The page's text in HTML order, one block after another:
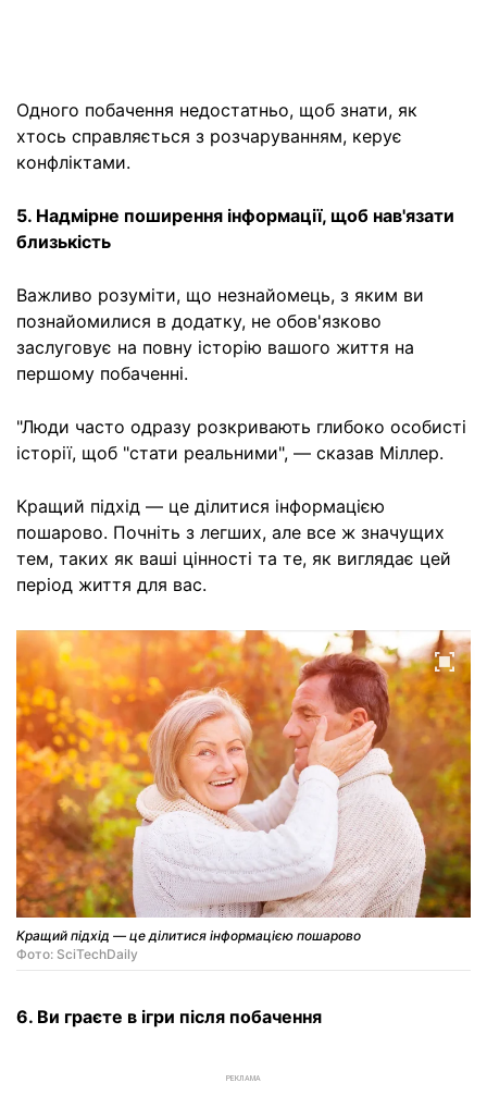
Одного побачення недостатньо, щоб знати, як
хтось справляється з розчаруванням, керує
конфліктами.
5. Надмірне поширення інформації, щоб нав'язати
близькість
Важливо розуміти, що незнайомець, з яким ви
познайомилися в додатку, не обов'язково
заслуговує на повну історію вашого життя на
першому побаченні.
"Люди часто одразу розкривають глибоко особисті
історії, щоб "стати реальними", — сказав Міллер.
Кращий підхід — це ділитися інформацією
пошарово. Почніть з легших, але все ж значущих
тем, таких як ваші цінності та те, як виглядає цей
період життя для вас.
Кращий підхід — це ділитися інформацією пошарово
Фото: SciTechDaily
6. Ви граєте в ігри після побачення
РЕКЛАМА